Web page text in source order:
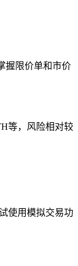
握限价单和市价
等，风险相对较
使用模拟交易功